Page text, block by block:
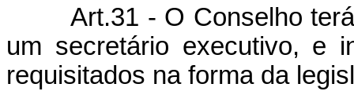
Art.31 - O Conselho terá
um secretário executivo, e
requisitados na forma da